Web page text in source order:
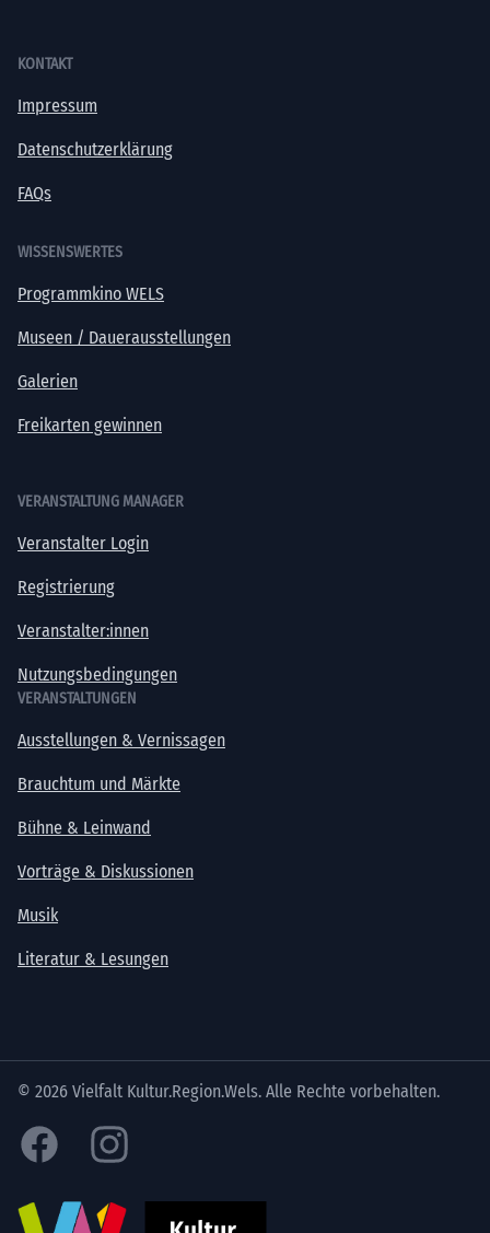
KONTAKT
Impressum
Datenschutzerklärung
FAQs
WISSENSWERTES
Programmkino WELS
Museen / Dauerausstellungen
Galerien
Freikarten gewinnen
VERANSTALTUNG MANAGER
Veranstalter Login
Registrierung
Veranstalter:innen
Nutzungsbedingungen
VERANSTALTUNGEN
Ausstellungen & Vernissagen
Brauchtum und Märkte
Bühne & Leinwand
Vorträge & Diskussionen
Musik
Literatur & Lesungen
© 2026 Vielfalt Kultur.Region.Wels. Alle Rechte vorbehalten.
Facebook Instagram